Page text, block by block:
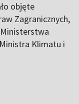
objęte
Zagranicznych,
Klimatu i